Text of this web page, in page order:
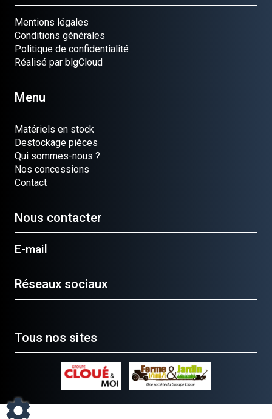
Mentions légales
Conditions générales
Politique de confidentialité
Réalisé par blgCloud
Menu
Matériels en stock
Destockage pièces
Qui sommes-nous ?
Nos concessions
Contact
Nous contacter
E-mail
Réseaux sociaux
Tous nos sites